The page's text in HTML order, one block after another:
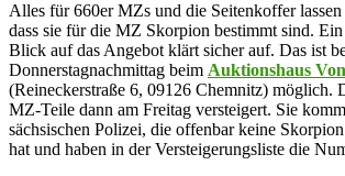
Alles für 660er MZs und die Seitenkoffer lassen
dass sie für die MZ Skorpion bestimmt sind.
Blick auf das Angebot klärt sicher auf. Das ist
Donnerstagnachmittag beim Auktionshaus
(Reineckerstraße 6, 09126 Chemnitz) möglich.
MZ-Teile dann am Freitag versteigert. Sie
sächsischen Polizei, die offenbar keine
hat und haben in der Versteigerungsliste die